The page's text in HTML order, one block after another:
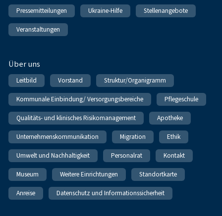
Pressemitteilungen Ukraine-Hilfe Stellenangebote
Veranstaltungen
Über uns
Leitbild Vorstand Struktur/Organigramm
Kommunale Einbindung/ Versorgungsbereiche Pflegeschule
Qualitäts- und klinisches Risikomanagement Apotheke
Unternehmenskommunikation Migration Ethik
Umwelt und Nachhaltigkeit Personalrat Kontakt
Museum Weitere Einrichtungen Standortkarte
Anreise Datenschutz und Informationssicherheit